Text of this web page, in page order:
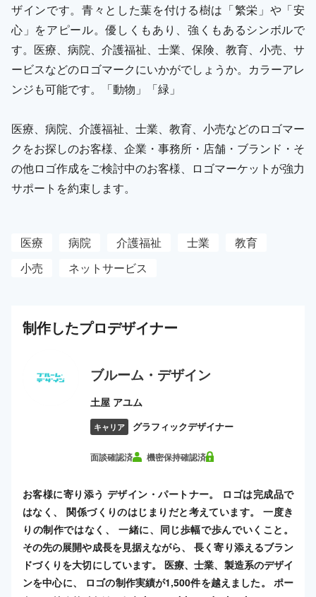
ザインです。青々とした葉を付ける樹は「繁栄」や「安
心」をアピール。優しくもあり、強くもあるシンボルで
す。医療、病院、介護福祉、士業、保険、教育、小売、サ
ービスなどのロゴマークにいかがでしょうか。カラーアレ
ンジも可能です。「動物」「緑」
医療、病院、介護福祉、士業、教育、小売などのロゴマー
クをお探しのお客様、企業・事務所・店舗・ブランド・そ
の他ロゴ作成をご検討中のお客様、ロゴマーケットが強力
サポートを約束します。
医療 病院 介護福祉 士業
教育
小売
ネットサービス
制作したプロデザイナー
ブルーム・デザイン
土屋 アユム
キャリア グラフィックデザイナー
面談確認済 機密保持確認済
お客様に寄り添う デザイン・パートナー。 ロゴは完成品で
はなく、 関係づくりのはじまりだと考えています。 一度き
りの制作ではなく、 一緒に、同じ歩幅で歩んでいくこと。
その先の展開や成長を見据えながら、 長く寄り添えるブラン
ドづくりを大切にしています。 医療、士業、製造系のデザイ
ンを中心に、 ロゴの制作実績が1,500件を越えました。 ポー